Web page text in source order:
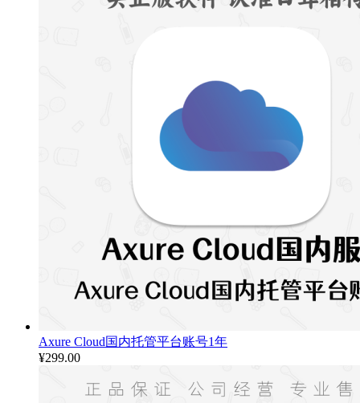
Axure Cloud国内托管平台账号1年
¥299.00